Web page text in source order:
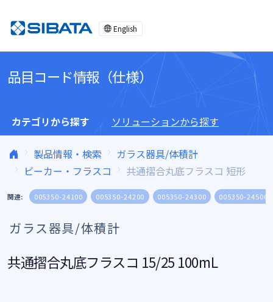
English
品目コード情報（仕様）
カテゴリから探す ソリューションから探す
製品情報・検索
ガラス器具/体積計
ビーカー・フラスコ
共通摺合丸底フラスコ 短形
関連: 005350-24100 005350-24200 005350-24300 005350-24500
ガラス器具/体積計
共通摺合丸底フラスコ 15/25 100mL